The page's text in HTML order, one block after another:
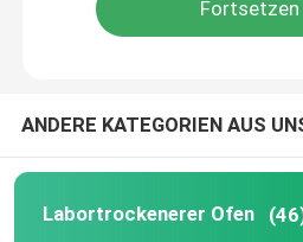
Anaerober Inkubator
Umweltprüfkammern
ANDERE KATEGORIEN AUS
Labortrockenerer Ofen